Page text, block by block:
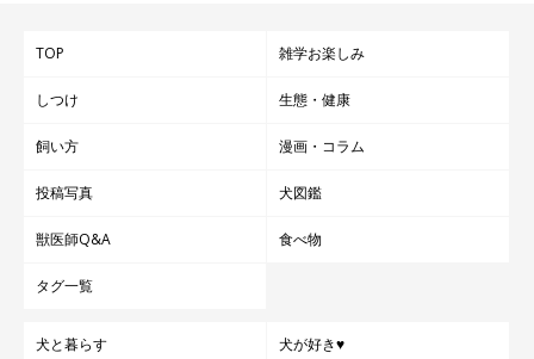
TOP 雑学お楽しみ
しつけ 生態・健康
飼い方 漫画・コラム
投稿写真 犬図鑑
獣医師Q&A 食べ物
タグ一覧
犬と暮らす 犬が好き♥